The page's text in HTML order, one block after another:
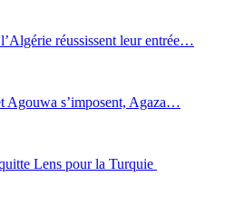
réussissent leur entrée…
Agouwa s’imposent, Agaza…
Lens pour la Turquie